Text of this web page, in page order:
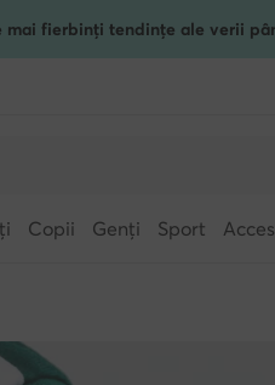
mai fierbinți tendințe ale verii
Copii Genți Sport